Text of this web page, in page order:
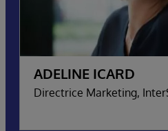
ADELINE ICARD
Directrice Marketing,